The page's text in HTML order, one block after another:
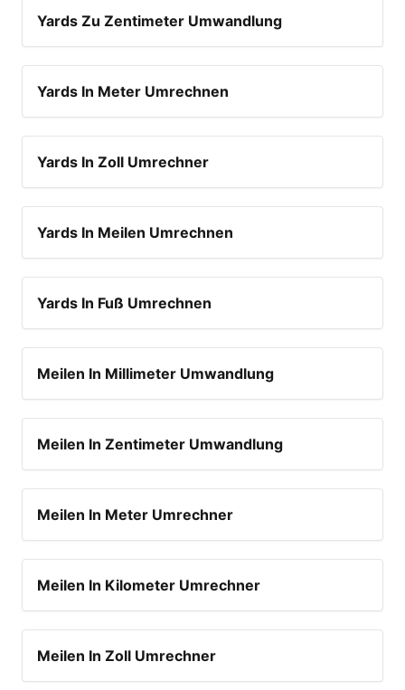
Yards Zu Zentimeter Umwandlung
Yards In Meter Umrechnen
Yards In Zoll Umrechner
Yards In Meilen Umrechnen
Yards In Fuß Umrechnen
Meilen In Millimeter Umwandlung
Meilen In Zentimeter Umwandlung
Meilen In Meter Umrechner
Meilen In Kilometer Umrechner
Meilen In Zoll Umrechner